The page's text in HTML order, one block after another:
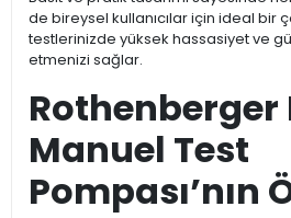
de bireysel kullanıcılar için ideal bir
testlerinizde yüksek hassasiyet ve
etmenizi sağlar.
Rothenberger
Manuel Test
Pompası’nın